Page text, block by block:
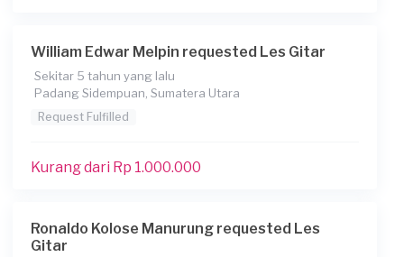
William Edwar Melpin requested Les Gitar
Sekitar 5 tahun yang lalu
Padang Sidempuan, Sumatera Utara
Request Fulfilled
Kurang dari Rp 1.000.000
Ronaldo Kolose Manurung requested Les
Gitar